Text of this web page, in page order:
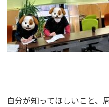
自分が知ってほしいこと、